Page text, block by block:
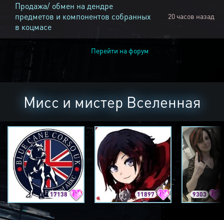
Продажа/ обмен на дендре
предметов и компонентов собранных
в коцмасе
20 часов назад
Перейти на форум
Мисс и мистер Вселенная
17138 11897 9303